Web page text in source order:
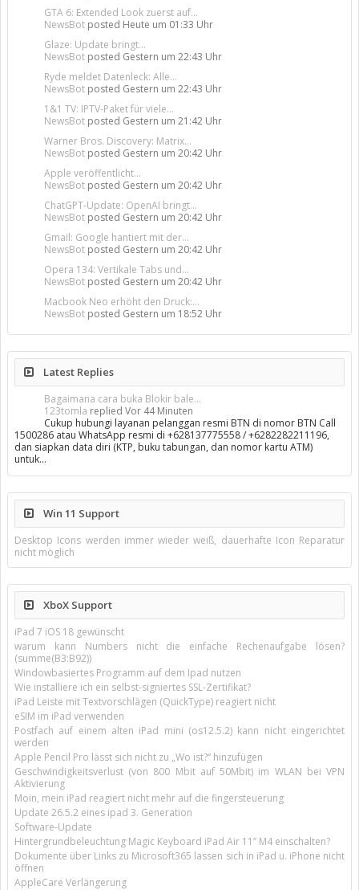
GTA 6: Extended Look zuerst auf...
NewsBot posted Heute um 01:33 Uhr
Glaze: Update bringt...
NewsBot posted Gestern um 22:43 Uhr
Ryde meldet Datenleck: Alle...
NewsBot posted Gestern um 22:43 Uhr
1&1 TV: IPTV-Paket für viele...
NewsBot posted Gestern um 21:42 Uhr
Warner Bros. Discovery: Matrix...
NewsBot posted Gestern um 20:42 Uhr
Apple veröffentlicht...
NewsBot posted Gestern um 20:42 Uhr
ChatGPT-Update: OpenAI bringt...
NewsBot posted Gestern um 20:42 Uhr
Gmail: Google hantiert mit der...
NewsBot posted Gestern um 20:42 Uhr
Opera 134: Vertikale Tabs und...
NewsBot posted Gestern um 20:42 Uhr
Macbook Neo erhöht den Druck:...
NewsBot posted Gestern um 18:52 Uhr
Latest Replies
Bagaimana cara buka Blokir bale...
123tomla replied Vor 44 Minuten
Cukup hubungi layanan pelanggan resmi BTN di nomor BTN Call
1500286 atau WhatsApp resmi di +628137775558 / +6282282211196,
dan siapkan data diri (KTP, buku tabungan, dan nomor kartu ATM)
untuk…
Win 11 Support
Desktop Icons werden immer wieder weiß, dauerhafte Icon Reparatur
nicht möglich
XboX Support
iPad 7 iOS 18 gewünscht
warum kann Numbers nicht die einfache Rechenaufgabe lösen?
(summe(B3:B92))
Windowbasiertes Programm auf dem Ipad nutzen
Wie installiere ich ein selbst-signiertes SSL-Zertifikat?
iPad Leiste mit Textvorschlägen (QuickType) reagiert nicht
eSIM im iPad verwenden
Postfach auf einem alten iPad mini (os12.5.2) kann nicht eingerichtet
werden
Apple Pencil Pro lässt sich nicht zu „Wo ist?“ hinzufügen
Geschwindigkeitsverlust (von 800 Mbit auf 50Mbit) im WLAN bei VPN
Aktivierung
Moin, mein iPad reagiert nicht mehr auf die fingersteuerung
Update 26.5.2 eines ipad 3. Generation
Software-Update
Hintergrundbeleuchtung Magic Keyboard iPad Air 11’’ M4 einschalten?
Dokumente über Links zu Microsoft365 lassen sich in iPad u. iPhone nicht
öffnen
AppleCare Verlängerung